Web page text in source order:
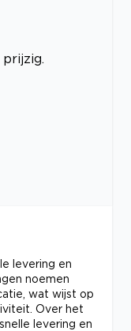
levering en
noemen
wat wijst op
Over het
levering en